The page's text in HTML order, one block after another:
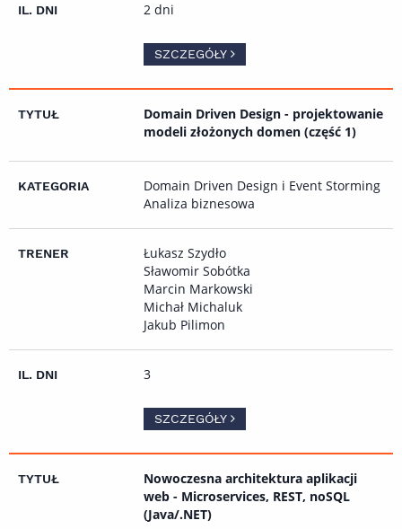
2 dni
SZCZEGÓŁY
Domain Driven Design - projektowanie
modeli złożonych domen (część 1)
Domain Driven Design i Event Storming
Analiza biznesowa
Łukasz Szydło
Sławomir Sobótka
Marcin Markowski
Michał Michaluk
Jakub Pilimon
3
SZCZEGÓŁY
Nowoczesna architektura aplikacji
web - Microservices, REST, noSQL
(Java/.NET)